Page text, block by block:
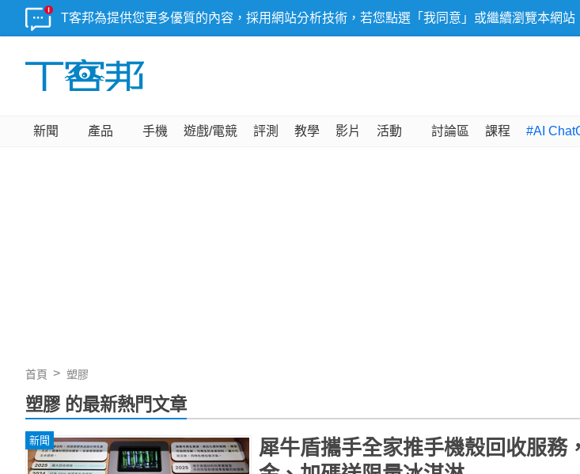
T客邦為提供您更多優質的內容，採用網站分析技術，若您點選「我同意」或繼續瀏覽本網站
新聞 產品 手機 遊戲/電競 評測 教學 影片 活動 討論區 課程 #AI
首頁 塑膠
塑膠 的最新熱門文章
新聞
犀牛盾攜手全家推手機殼回收服務